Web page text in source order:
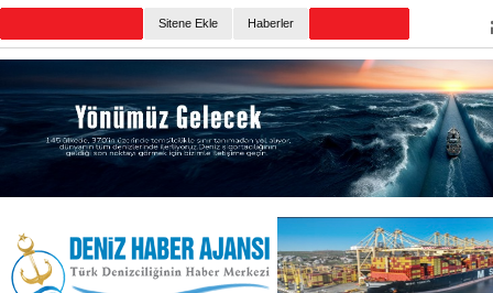
Sitene Ekle Haberler